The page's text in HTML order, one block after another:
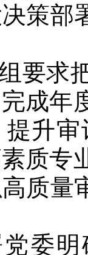
策部
要求
成年
升
质专
质量
委